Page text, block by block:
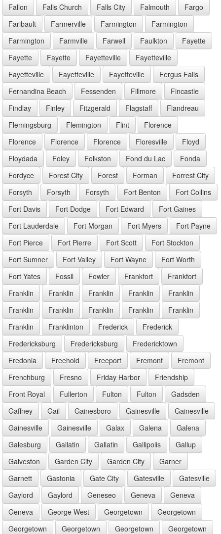
Fallon Falls Church Falls City Falmouth
Fargo
Faribault
Farmerville Farmington
Farmington
Farmington
Farmville Farwell Faulkton
Fayette
Fayette
Fayette Fayetteville
Fayetteville
Fayetteville
Fayetteville Fayetteville
Fergus Falls
Fernandina Beach
Fessenden Fillmore
Fincastle
Findlay
Finley Fitzgerald Flagstaff
Flandreau
Flemingsburg
Flemington Flint
Florence
Florence
Florence Florence Floresville
Floyd
Floydada
Foley Folkston Fond du Lac
Fonda
Fordyce
Forest City Forest Forman
Forrest City
Forsyth
Forsyth Forsyth Fort Benton
Fort Collins
Fort Davis
Fort Dodge Fort Edward
Fort Gaines
Fort Lauderdale
Fort Morgan Fort Myers
Fort Payne
Fort Pierce
Fort Pierre Fort Scott
Fort Stockton
Fort Sumner
Fort Valley Fort Wayne
Fort Worth
Fort Yates
Fossil Fowler Frankfort
Frankfort
Franklin
Franklin Franklin Franklin
Franklin
Franklin
Franklin Franklin Franklin
Franklin
Franklin
Franklinton Frederick
Frederick
Fredericksburg
Fredericksburg
Fredericktown
Fredonia
Freehold Freeport Fremont
Fremont
Frenchburg
Fresno Friday Harbor
Friendship
Front Royal
Fullerton Fulton Fulton
Gadsden
Gaffney
Gail Gainesboro Gainesville
Gainesville
Gainesville
Gainesville Galax Galena
Galena
Galesburg
Gallatin Gallatin Gallipolis
Gallup
Galveston
Garden City Garden City
Garner
Garnett
Gastonia Gate City Gatesville
Gatesville
Gaylord
Gaylord Geneseo Geneva
Geneva
Geneva
George West Georgetown
Georgetown
Georgetown
Georgetown Georgetown
Georgetown